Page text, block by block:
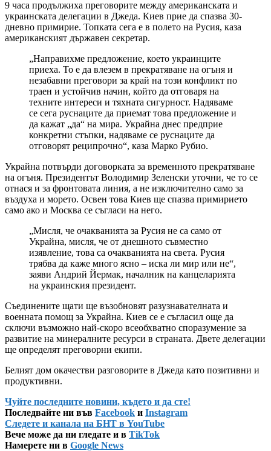
9 часа продължиха преговорите между американската и
украинската делегации в Джеда. Киев прие да спазва 30-
дневно примирие. Топката сега е в полето на Русия, каза
американският държавен секретар.
„Направихме предложение, което украинците
приеха. То е да влезем в прекратяване на огъня и
незабавни преговори за край на този конфликт по
траен и устойчив начин, който да отговаря на
техните интереси и тяхната сигурност. Надяваме
се сега руснаците да приемат това предложение и
да кажат „да“ на мира. Украйна днес предприе
конкретни стъпки, надяваме се руснаците да
отговорят реципрочно“, каза Марко Рубио.
Украйна потвърди договорката за временното прекратяване
на огъня. Президентът Володимир Зеленски уточни, че то се
отнася и за фронтовата линия, а не изключително само за
въздуха и морето. Освен това Киев ще спазва примирието
само ако и Москва се съгласи на него.
„Мисля, че очакванията за Русия не са само от
Украйна, мисля, че от днешното съвместно
изявление, това са очакванията на света. Русия
трябва да каже много ясно – иска ли мир или не“,
заяви Андрий Йермак, началник на канцеларията
на украинския президент.
Съединените щати ще възобновят разузнавателната и
военната помощ за Украйна. Киев се е съгласил още да
сключи възможно най-скоро всеобхватно споразумение за
развитие на минералните ресурси в страната. Двете делегации
ще определят преговорни екипи.
Белият дом окачестви разговорите в Джеда като позитивни и
продуктивни.
Чуйте последните новини, където и да сте!
Последвайте ни във Facebook и Instagram
Следете и канала на БНТ в YouTube
Вече може да ни гледате и в TikTok
Намерете ни в Google News